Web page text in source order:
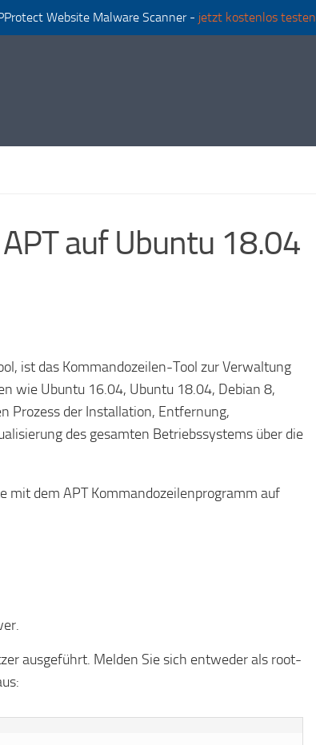
Website Malware Scanner - jetzt kostenlos testen
auf Ubuntu 18.04
ist das Kommandozeilen-Tool zur Verwaltung
wie Ubuntu 16.04, Ubuntu 18.04, Debian 8,
Prozess der Installation, Entfernung,
des gesamten Betriebssystems über die
mit dem APT Kommandozeilenprogramm auf
ausgeführt. Melden Sie sich entweder als root-